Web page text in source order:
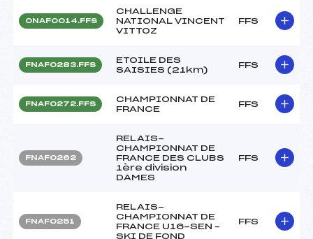
ONAF0014.FFS
CHALLENGE
NATIONAL VINCENT
VITTOZ
FFS
FNAF0283.FFS
ETOILE DES
SAISIES (21km)
FFS
FNAF0272.FFS
CHAMPIONNAT DE
FRANCE
FFS
FNAF0262
RELAIS-
CHAMPIONNAT DE
FRANCE DES CLUBS
1ère division
DAMES
FFS
FNAF0251
RELAIS-
CHAMPIONNAT DE
FRANCE U16-SEN –
SKI DE FOND
FFS